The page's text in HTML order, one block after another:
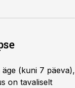
(kuni 7 päeva),
on tavaliselt